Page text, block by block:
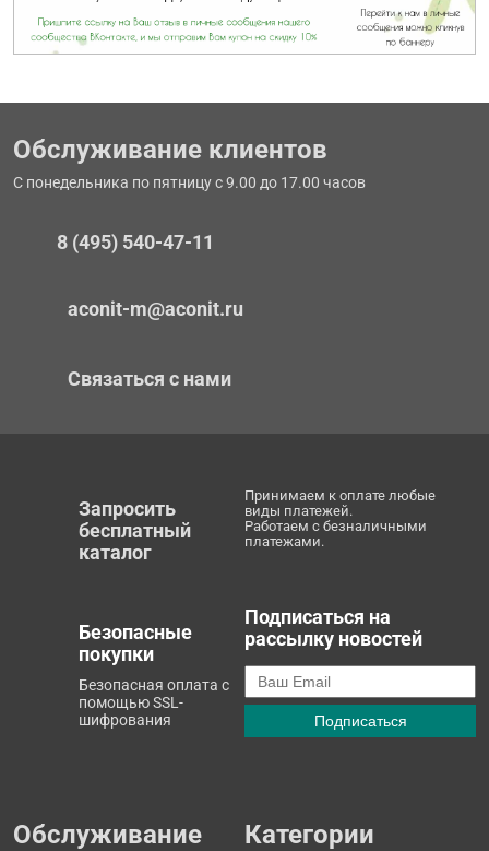
Обслуживание клиентов
С понедельника по пятницу с 9.00 до 17.00 часов
8 (495) 540-47-11
aconit-m@aconit.ru
Связаться с нами
Запросить
бесплатный
каталог
Принимаем к оплате любые
виды платежей.
Работаем с безналичными
платежами.
Безопасные
покупки
Безопасная оплата с
помощью SSL-
шифрования
Подписаться на
рассылку новостей
Обслуживание Категории